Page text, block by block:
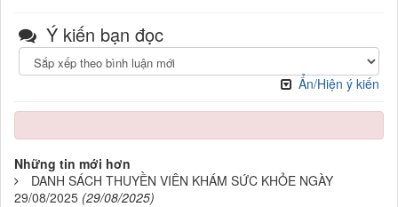
Ý kiến bạn đọc
Ẩn/Hiện ý kiến
Những tin mới hơn
DANH SÁCH THUYỀN VIÊN KHÁM SỨC KHỎE NGÀY
29/08/2025 (29/08/2025)